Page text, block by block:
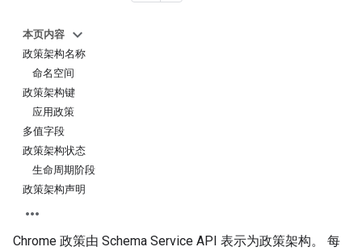
本页内容
政策架构名称
命名空间
政策架构键
应用政策
多值字段
政策架构状态
生命周期阶段
政策架构声明
Chrome 政策由 Schema Service API 表示为政策架构。
每